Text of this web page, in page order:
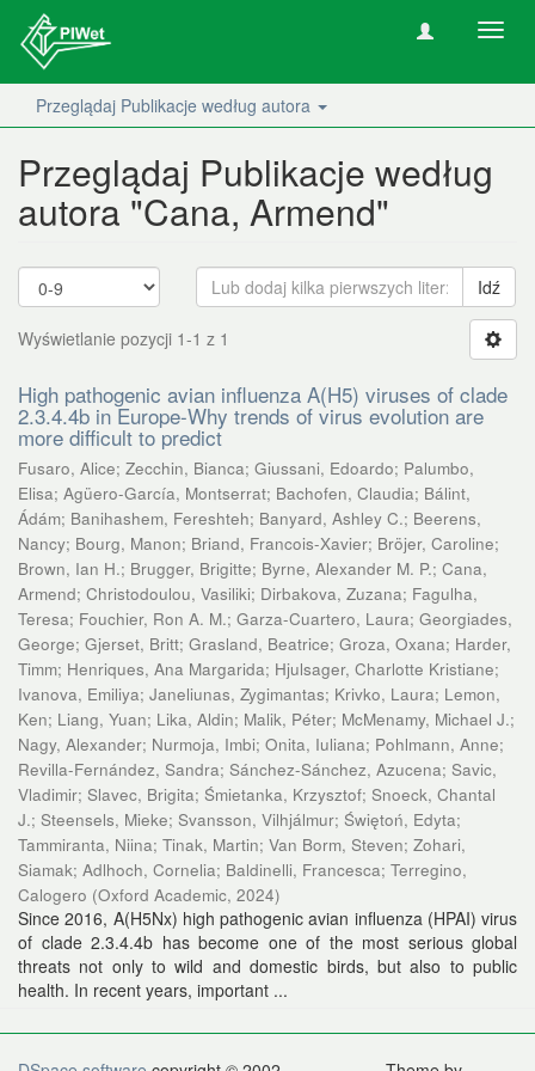
Przeglądaj Publikacje według autora
Przeglądaj Publikacje według
autora "Cana, Armend"
Idź
Wyświetlanie pozycji 1-1 z 1
High pathogenic avian influenza A(H5) viruses of clade
2.3.4.4b in Europe-Why trends of virus evolution are
more difficult to predict
Fusaro, Alice; Zecchin, Bianca; Giussani, Edoardo; Palumbo,
Elisa; Agüero-García, Montserrat; Bachofen, Claudia; Bálint,
Ádám; Banihashem, Fereshteh; Banyard, Ashley C.; Beerens,
Nancy; Bourg, Manon; Briand, Francois-Xavier; Bröjer, Caroline;
Brown, Ian H.; Brugger, Brigitte; Byrne, Alexander M. P.; Cana,
Armend; Christodoulou, Vasiliki; Dirbakova, Zuzana; Fagulha,
Teresa; Fouchier, Ron A. M.; Garza-Cuartero, Laura; Georgiades,
George; Gjerset, Britt; Grasland, Beatrice; Groza, Oxana; Harder,
Timm; Henriques, Ana Margarida; Hjulsager, Charlotte Kristiane;
Ivanova, Emiliya; Janeliunas, Zygimantas; Krivko, Laura; Lemon,
Ken; Liang, Yuan; Lika, Aldin; Malik, Péter; McMenamy, Michael J.;
Nagy, Alexander; Nurmoja, Imbi; Onita, Iuliana; Pohlmann, Anne;
Revilla-Fernández, Sandra; Sánchez-Sánchez, Azucena; Savic,
Vladimir; Slavec, Brigita; Śmietanka, Krzysztof; Snoeck, Chantal
J.; Steensels, Mieke; Svansson, Vilhjálmur; Świętoń, Edyta;
Tammiranta, Niina; Tinak, Martin; Van Borm, Steven; Zohari,
Siamak; Adlhoch, Cornelia; Baldinelli, Francesca; Terregino,
Calogero (Oxford Academic, 2024)
Since 2016, A(H5Nx) high pathogenic avian influenza (HPAI) virus
of clade 2.3.4.4b has become one of the most serious global
threats not only to wild and domestic birds, but also to public
health. In recent years, important ...